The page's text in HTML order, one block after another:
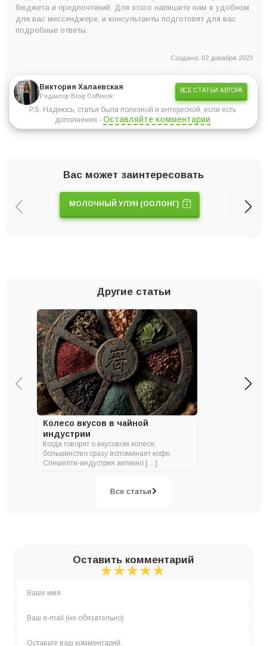
бюджета и предпочтений. Для этого напишите нам в удобном
для вас мессенджере, и консультанты подготовят для вас
подробные ответы.
Создано: 02 декабря 2023
Виктория Халаевская
Редактор Blog Coffeeok
ВСЕ СТАТЬИ АВТОРА
P.S. Надеюсь, статья была полезной и интересной, если есть
дополнения - Оставляйте комментарии
Вас может заинтересовать
МОЛОЧНЫЙ УЛУН (ООЛОНГ)
Другие статьи
Колесо вкусов в чайной
индустрии
Когда говорят о вкусовом колесе,
большинство сразу вспоминает кофе.
Спешелти-индустрия активно […]
Все статьи
Оставить комментарий
★
★★
★★★
★★★★
★★★★★